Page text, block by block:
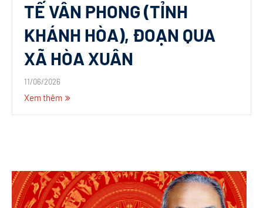
TẾ VÂN PHONG (TỈNH
KHÁNH HÒA), ĐOẠN QUA
XÃ HÒA XUÂN
11/06/2026
Xem thêm